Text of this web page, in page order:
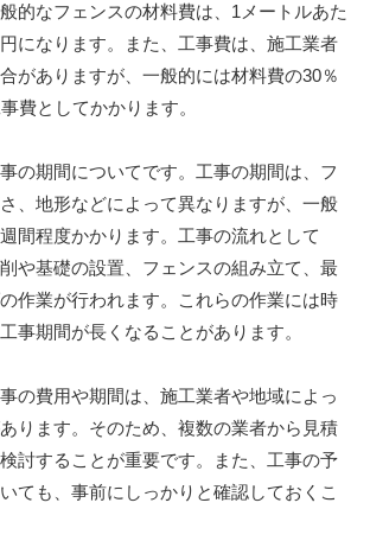
的なフェンスの材料費は、1メートルあた
になります。また、工事費は、施工業者
がありますが、一般的には材料費の30％
費としてかかります。
の期間についてです。工事の期間は、フ
、地形などによって異なりますが、一般
間程度かかります。工事の流れとして
や基礎の設置、フェンスの組み立て、最
作業が行われます。これらの作業には時
事期間が長くなることがあります。
の費用や期間は、施工業者や地域によっ
ります。そのため、複数の業者から見積
討することが重要です。また、工事の予
ても、事前にしっかりと確認しておくこ